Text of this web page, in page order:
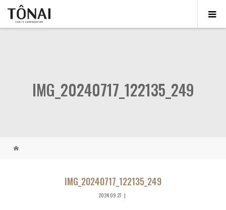
IMG_20240717_122135_249
IMG_20240717_122135_249
2024.09.27